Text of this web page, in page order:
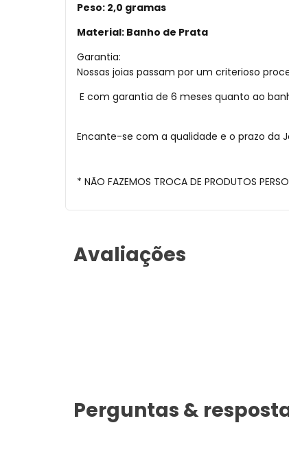
Peso: 2,0 gramas
Material: Banho de Prata
Garantia:
Nossas joias passam por um criterioso
E com garantia de 6 meses quanto ao
Encante-se com a qualidade e o prazo da
* NÃO FAZEMOS TROCA DE PRODUTOS
Avaliações
Perguntas &